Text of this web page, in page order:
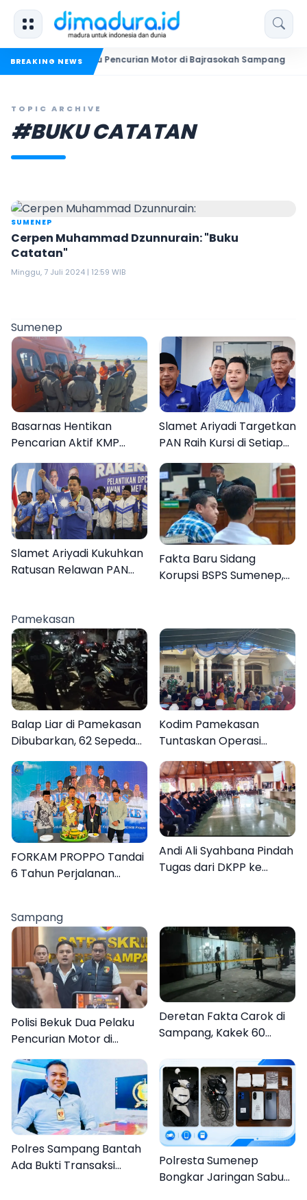
BREAKING NEWS
Dua Pelaku Pencurian Motor di Bajrasokah Sampang
TOPIC ARCHIVE
#BUKU CATATAN
SUMENEP
Cerpen Muhammad Dzunnurain: "Buku
Catatan"
Minggu, 7 Juli 2024 | 12:59 WIB
Sumenep
Basarnas Hentikan
Pencarian Aktif KMP
Mutiara Sentosa II, Empat
Orang Masih Hilang
Slamet Ariyadi Targetkan
PAN Raih Kursi di Setiap
Dapil Sumenep pada
2029
Slamet Ariyadi Kukuhkan
Ratusan Relawan PAN
Rakyat
Fakta Baru Sidang
Korupsi BSPS Sumenep,
Pamekasan
Balap Liar di Pamekasan
Dibubarkan, 62 Sepeda
Motor Diamankan
Kodim Pamekasan
Tuntaskan Operasi
Katarak Gratis, 160
Warga Kembali Melihat
Lebih Jelas
FORKAM PROPPO Tandai
6 Tahun Perjalanan
Organisasi
Andi Ali Syahbana Pindah
Tugas dari DKPP ke
Sampang
Polisi Bekuk Dua Pelaku
Pencurian Motor di
Bajrasokah Sampang
Deretan Fakta Carok di
Sampang, Kakek 60
Pria
Polres Sampang Bantah
Ada Bukti Transaksi
Polresta Sumenep
Bongkar Jaringan Sabu